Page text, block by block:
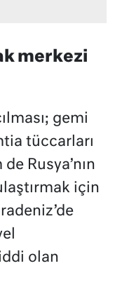
merkezi
gemi
tüccarları
Rusya’nın
için
olan